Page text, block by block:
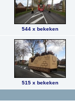
544 x bekeken
515 x bekeken